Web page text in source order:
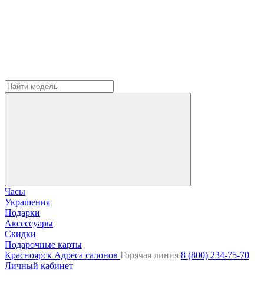
Часы
Украшения
Подарки
Аксессуары
Скидки
Подарочные карты
Красноярск Адреса салонов Горячая линия 8 (800) 234-75-70
Личный кабинет